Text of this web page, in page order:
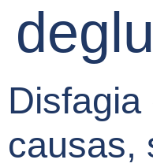
Disfagia
causas,